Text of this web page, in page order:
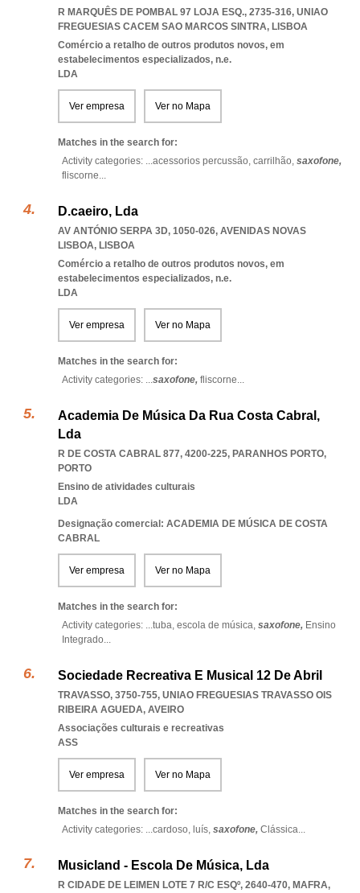
R MARQUÊS DE POMBAL 97 LOJA ESQ., 2735-316, UNIAO
FREGUESIAS CACEM SAO MARCOS SINTRA, LISBOA
Comércio a retalho de outros produtos novos, em
estabelecimentos especializados, n.e.
LDA
Ver empresa Ver no Mapa
Matches in the search for:
Activity categories: ...acessorios percussão, carrilhão, saxofone,
fliscorne...
D.caeiro, Lda
AV ANTÓNIO SERPA 3D, 1050-026, AVENIDAS NOVAS
LISBOA, LISBOA
Comércio a retalho de outros produtos novos, em
estabelecimentos especializados, n.e.
LDA
Ver empresa Ver no Mapa
Matches in the search for:
Activity categories: ...saxofone, fliscorne...
Academia De Música Da Rua Costa Cabral,
Lda
R DE COSTA CABRAL 877, 4200-225, PARANHOS PORTO,
PORTO
Ensino de atividades culturais
LDA
Designação comercial: ACADEMIA DE MÚSICA DE COSTA
CABRAL
Ver empresa Ver no Mapa
Matches in the search for:
Activity categories: ...tuba, escola de música, saxofone, Ensino
Integrado...
Sociedade Recreativa E Musical 12 De Abril
TRAVASSO, 3750-755, UNIAO FREGUESIAS TRAVASSO OIS
RIBEIRA AGUEDA, AVEIRO
Associações culturais e recreativas
ASS
Ver empresa Ver no Mapa
Matches in the search for:
Activity categories: ...cardoso, luís, saxofone, Clássica...
Musicland - Escola De Música, Lda
R CIDADE DE LEIMEN LOTE 7 R/C ESQº, 2640-470, MAFRA,